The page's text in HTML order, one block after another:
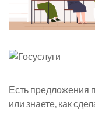
Есть предложения
или знаете, как